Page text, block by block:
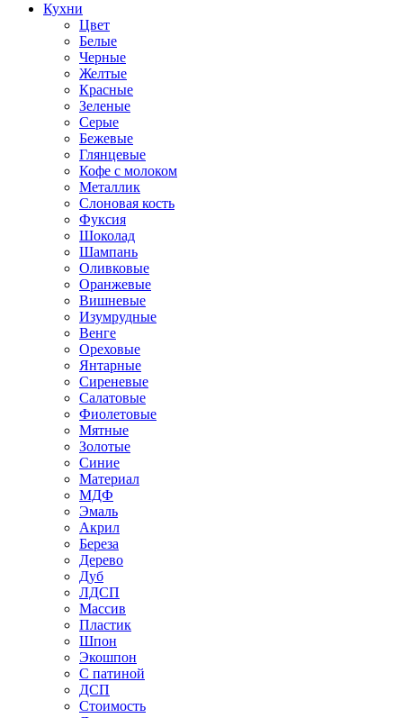
Кухни
Цвет
Белые
Черные
Желтые
Красные
Зеленые
Серые
Бежевые
Глянцевые
Кофе с молоком
Металлик
Слоновая кость
Фуксия
Шоколад
Шампань
Оливковые
Оранжевые
Вишневые
Изумрудные
Венге
Ореховые
Янтарные
Сиреневые
Салатовые
Фиолетовые
Мятные
Золотые
Синие
Материал
МДФ
Эмаль
Акрил
Береза
Дерево
Дуб
ЛДСП
Массив
Пластик
Шпон
Экошпон
С патиной
ДСП
Стоимость